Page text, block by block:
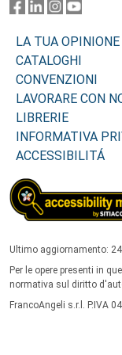
LA TUA OPINIONE
CATALOGHI
CONVENZIONI
LAVORARE CON
LIBRERIE
INFORMATIVA
ACCESSIBILITÁ
Ultimo aggiornamento:
Per le opere presenti in
normativa sul diritto
FrancoAngeli s.r.l. P.IVA